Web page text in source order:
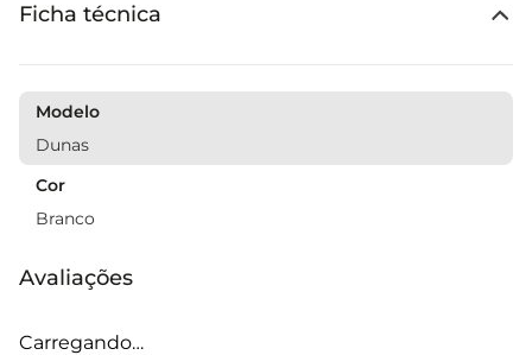
Ficha técnica
Modelo
Dunas
Cor
Branco
Avaliações
Carregando…